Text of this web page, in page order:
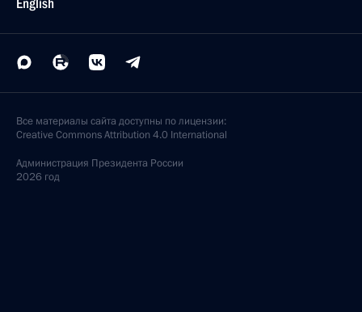
English
Все материалы сайта доступны по лицензии:
Creative Commons Attribution 4.0 International
Администрация Президента России
2026 год